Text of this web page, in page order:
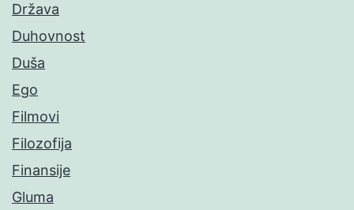
Država
Duhovnost
Duša
Ego
Filmovi
Filozofija
Finansije
Gluma